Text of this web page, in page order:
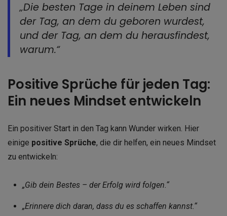
„Die besten Tage in deinem Leben sind
der Tag, an dem du geboren wurdest,
und der Tag, an dem du herausfindest,
warum.“
Positive Sprüche für jeden Tag:
Ein neues Mindset entwickeln
Ein positiver Start in den Tag kann Wunder wirken. Hier
einige positive Sprüche, die dir helfen, ein neues Mindset
zu entwickeln:
„Gib dein Bestes – der Erfolg wird folgen.“
„Erinnere dich daran, dass du es schaffen kannst.“